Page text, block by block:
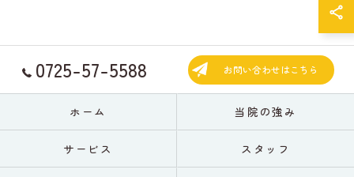
0725-57-5588 お問い合わせはこちら
ホーム 当院の強み
サービス スタッフ